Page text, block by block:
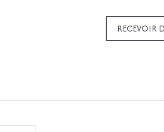
RECEVOIR